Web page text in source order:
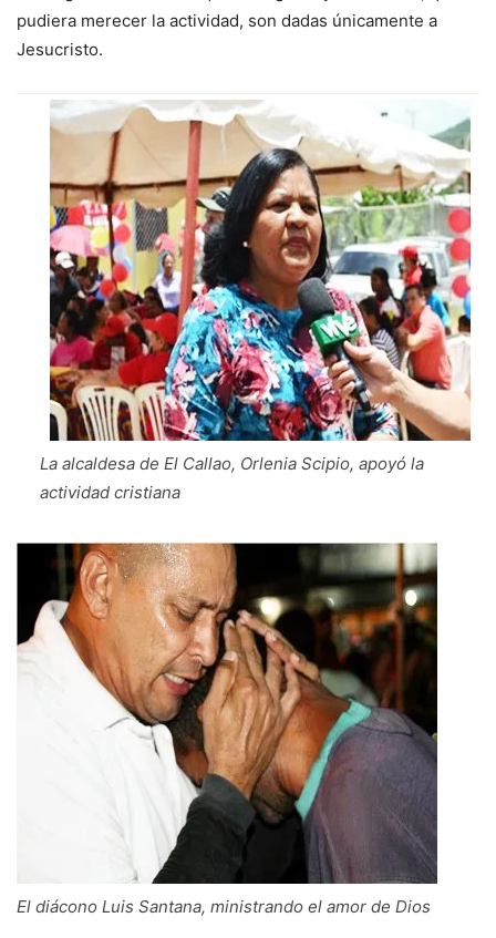
pudiera merecer la actividad, son dadas únicamente a
Jesucristo.
La alcaldesa de El Callao, Orlenia Scipio, apoyó la
actividad cristiana
El diácono Luis Santana, ministrando el amor de Dios